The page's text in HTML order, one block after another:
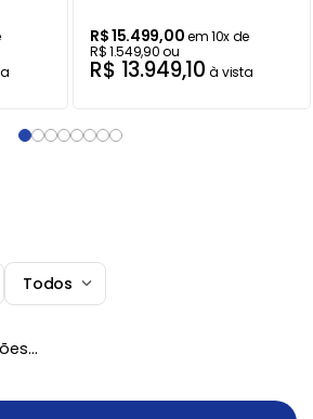
R$15.499,00em10x de
R$1.549,90ou
R$ 13.949,10 à vista
Todos